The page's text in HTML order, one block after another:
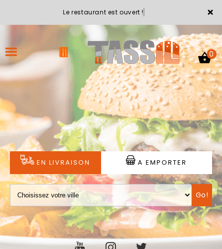
×
Le restaurant est ouvert !
ACCUEIL
LA CARTE
VOTRE COMPTE
NOTRE RESTAURANT
VOS AVIS
MENTIONS LÉGALES
C.G.V
0
EN LIVRAISON A EMPORTER
Go!